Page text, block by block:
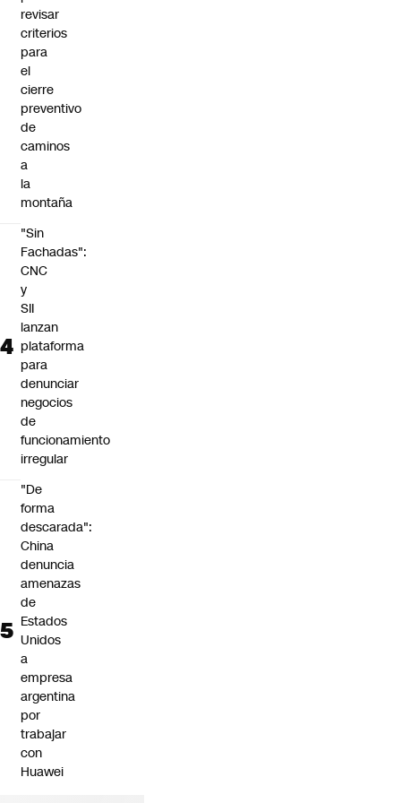
revisar
criterios
para
el
cierre
preventivo
de
caminos
a
la
montaña
"Sin
Fachadas":
CNC
y
SII
lanzan
plataforma
para
denunciar
negocios
de
funcionamiento
irregular
"De
forma
descarada":
China
denuncia
amenazas
de
Estados
Unidos
a
empresa
argentina
por
trabajar
con
Huawei